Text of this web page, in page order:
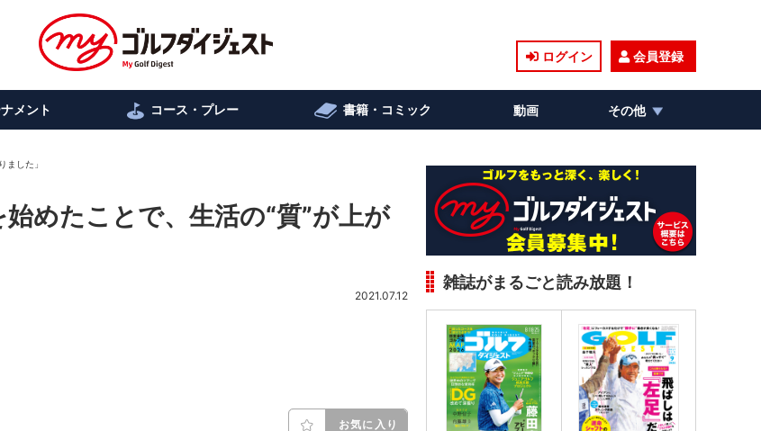
ログイン 会員登録
メント コース・プレー 書籍・コミック 動画 その他
ました」
めたことで、生活の“質”が上が
2021.07.12
お気に入り
雑誌がまるごと読み放題！